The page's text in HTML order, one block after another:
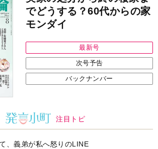
でどうする？60代からの家
モンダイ
最新号
次号予告
バックナンバー
注目トピ
、義弟が私へ怒りのLINE